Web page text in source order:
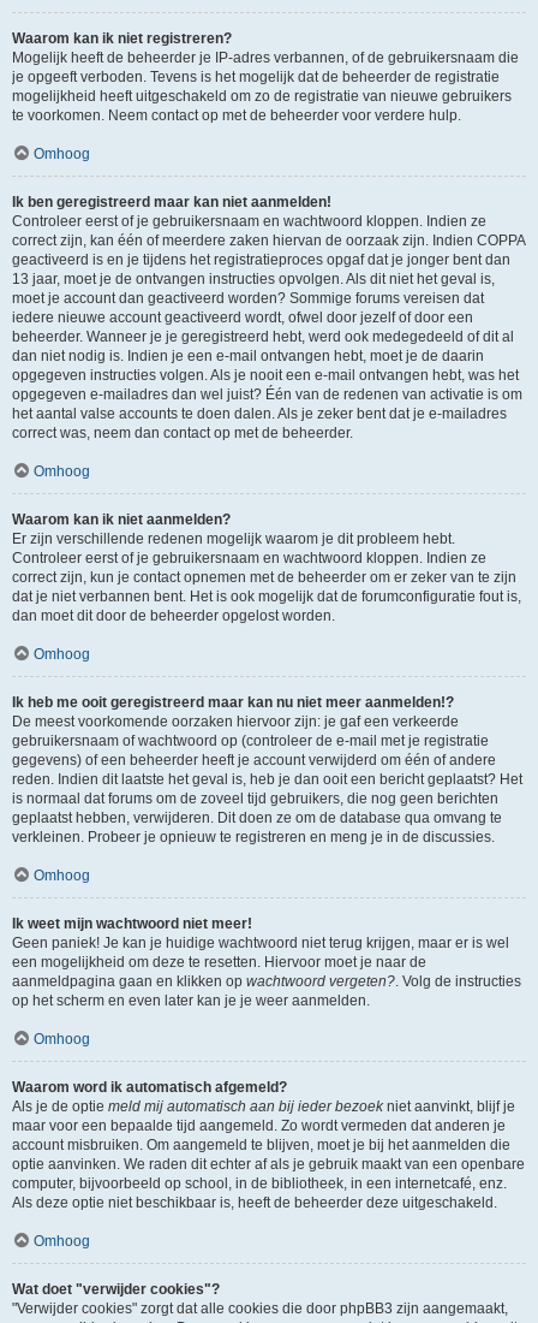
Waarom kan ik niet registreren?
Mogelijk heeft de beheerder je IP-adres verbannen, of de gebruikersnaam die
je opgeeft verboden. Tevens is het mogelijk dat de beheerder de registratie
mogelijkheid heeft uitgeschakeld om zo de registratie van nieuwe gebruikers
te voorkomen. Neem contact op met de beheerder voor verdere hulp.
Omhoog
Ik ben geregistreerd maar kan niet aanmelden!
Controleer eerst of je gebruikersnaam en wachtwoord kloppen. Indien ze
correct zijn, kan één of meerdere zaken hiervan de oorzaak zijn. Indien COPPA
geactiveerd is en je tijdens het registratieproces opgaf dat je jonger bent dan
13 jaar, moet je de ontvangen instructies opvolgen. Als dit niet het geval is,
moet je account dan geactiveerd worden? Sommige forums vereisen dat
iedere nieuwe account geactiveerd wordt, ofwel door jezelf of door een
beheerder. Wanneer je je geregistreerd hebt, werd ook medegedeeld of dit al
dan niet nodig is. Indien je een e-mail ontvangen hebt, moet je de daarin
opgegeven instructies volgen. Als je nooit een e-mail ontvangen hebt, was het
opgegeven e-mailadres dan wel juist? Één van de redenen van activatie is om
het aantal valse accounts te doen dalen. Als je zeker bent dat je e-mailadres
correct was, neem dan contact op met de beheerder.
Omhoog
Waarom kan ik niet aanmelden?
Er zijn verschillende redenen mogelijk waarom je dit probleem hebt.
Controleer eerst of je gebruikersnaam en wachtwoord kloppen. Indien ze
correct zijn, kun je contact opnemen met de beheerder om er zeker van te zijn
dat je niet verbannen bent. Het is ook mogelijk dat de forumconfiguratie fout is,
dan moet dit door de beheerder opgelost worden.
Omhoog
Ik heb me ooit geregistreerd maar kan nu niet meer aanmelden!?
De meest voorkomende oorzaken hiervoor zijn: je gaf een verkeerde
gebruikersnaam of wachtwoord op (controleer de e-mail met je registratie
gegevens) of een beheerder heeft je account verwijderd om één of andere
reden. Indien dit laatste het geval is, heb je dan ooit een bericht geplaatst? Het
is normaal dat forums om de zoveel tijd gebruikers, die nog geen berichten
geplaatst hebben, verwijderen. Dit doen ze om de database qua omvang te
verkleinen. Probeer je opnieuw te registreren en meng je in de discussies.
Omhoog
Ik weet mijn wachtwoord niet meer!
Geen paniek! Je kan je huidige wachtwoord niet terug krijgen, maar er is wel
een mogelijkheid om deze te resetten. Hiervoor moet je naar de
aanmeldpagina gaan en klikken op wachtwoord vergeten?. Volg de instructies
op het scherm en even later kan je je weer aanmelden.
Omhoog
Waarom word ik automatisch afgemeld?
Als je de optie meld mij automatisch aan bij ieder bezoekniet aanvinkt, blijf je
maar voor een bepaalde tijd aangemeld. Zo wordt vermeden dat anderen je
account misbruiken. Om aangemeld te blijven, moet je bij het aanmelden die
optie aanvinken. We raden dit echter af als je gebruik maakt van een openbare
computer, bijvoorbeeld op school, in de bibliotheek, in een internetcafé, enz.
Als deze optie niet beschikbaar is, heeft de beheerder deze uitgeschakeld.
Omhoog
Wat doet "verwijder cookies"?
"Verwijder cookies" zorgt dat alle cookies die door phpBB3 zijn aangemaakt,